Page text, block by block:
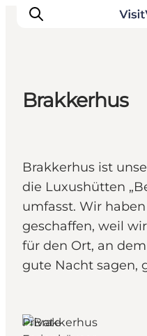
Reiseplanung
Inspiration
Brakkerhus
Brakkerhus ist
die Luxushütten
umfasst. Wir
geschaffen, weil
für den Ort, an
gute Nacht sagen,
Private